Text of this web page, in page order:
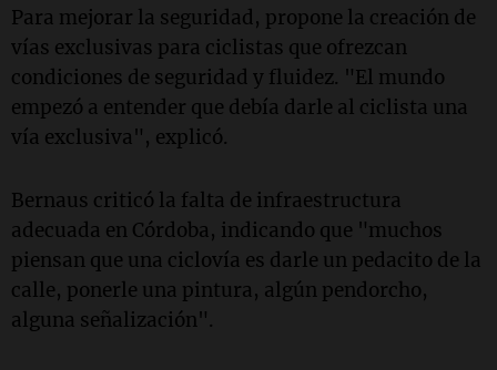
Para mejorar la seguridad, propone la creación de
vías exclusivas para ciclistas que ofrezcan
condiciones de seguridad y fluidez. "El mundo
empezó a entender que debía darle al ciclista una
vía exclusiva", explicó.
Bernaus criticó la falta de infraestructura
adecuada en Córdoba, indicando que "muchos
piensan que una ciclovía es darle un pedacito de la
calle, ponerle una pintura, algún pendorcho,
alguna señalización".